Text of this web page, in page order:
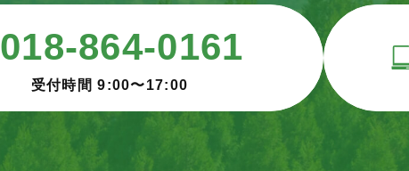
018-864-0161
受付時間 9:00〜17:00